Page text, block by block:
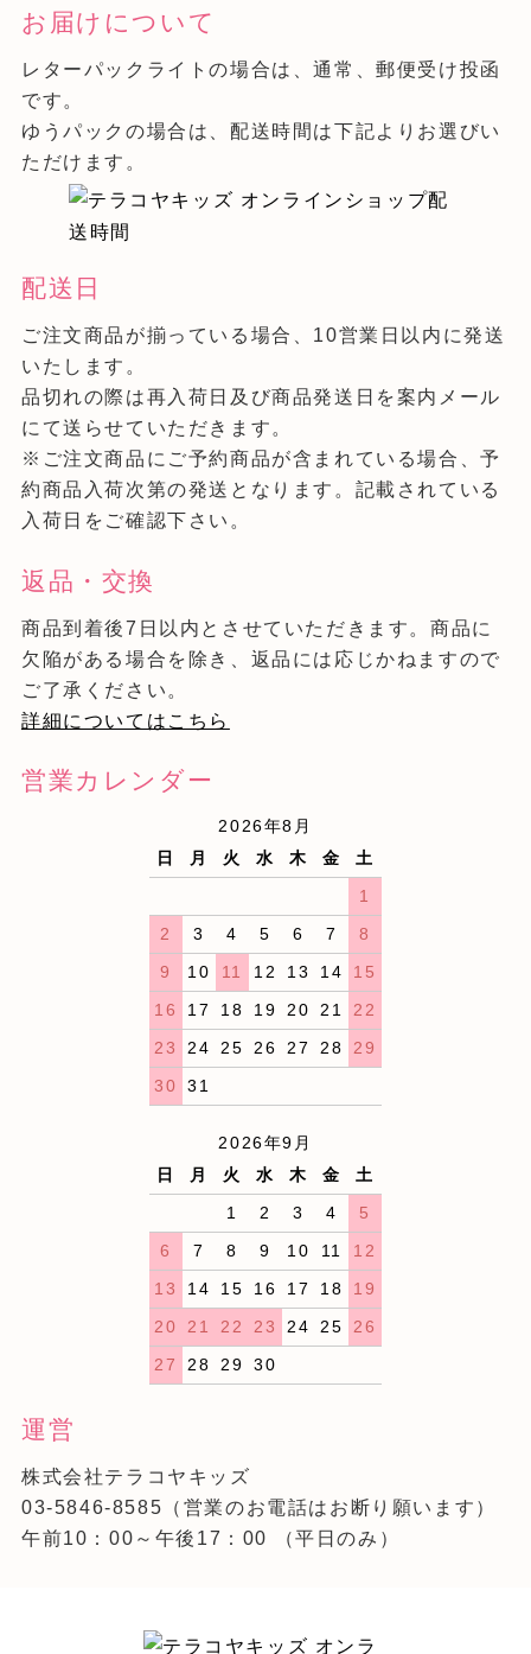
お届けについて
レターパックライトの場合は、通常、郵便受け投函
です。
ゆうパックの場合は、配送時間は下記よりお選びい
ただけます。
配送日
ご注文商品が揃っている場合、10営業日以内に発送
いたします。
品切れの際は再入荷日及び商品発送日を案内メール
にて送らせていただきます。
※ご注文商品にご予約商品が含まれている場合、予
約商品入荷次第の発送となります。記載されている
入荷日をご確認下さい。
返品・交換
商品到着後7日以内とさせていただきます。商品に
欠陥がある場合を除き、返品には応じかねますので
ご了承ください。
詳細についてはこちら
営業カレンダー
2026年8月
日
月 火 水 木 金
土
1
2
3 4 5 6 7
8
9
10 11 12 13 14
15
16
17 18 19 20 21
22
23
24 25 26 27 28
29
30
31
2026年9月
日
月 火 水 木 金
土
1
2 3 4
5
6
7 8 9 10 11
12
13
14 15 16 17 18
19
20
21 22 23 24 25
26
27
28 29 30
運営
株式会社テラコヤキッズ
03-5846-8585 （営業のお電話はお断り願います）
午前10：00～午後17：00 （平日のみ）